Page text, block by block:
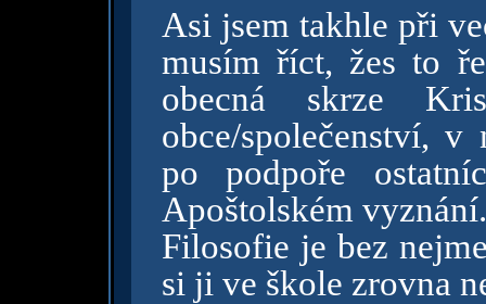
Asi jsem takhle při
musím říct, žes to
obecná skrze
obce/společenství,
po podpoře
Apoštolském
Filosofie je bez
si ji ve škole zrovna